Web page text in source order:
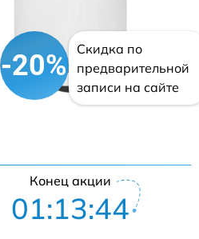
-20%
Скидка по
предварительной
записи на сайте
Конец акции
01:13:43